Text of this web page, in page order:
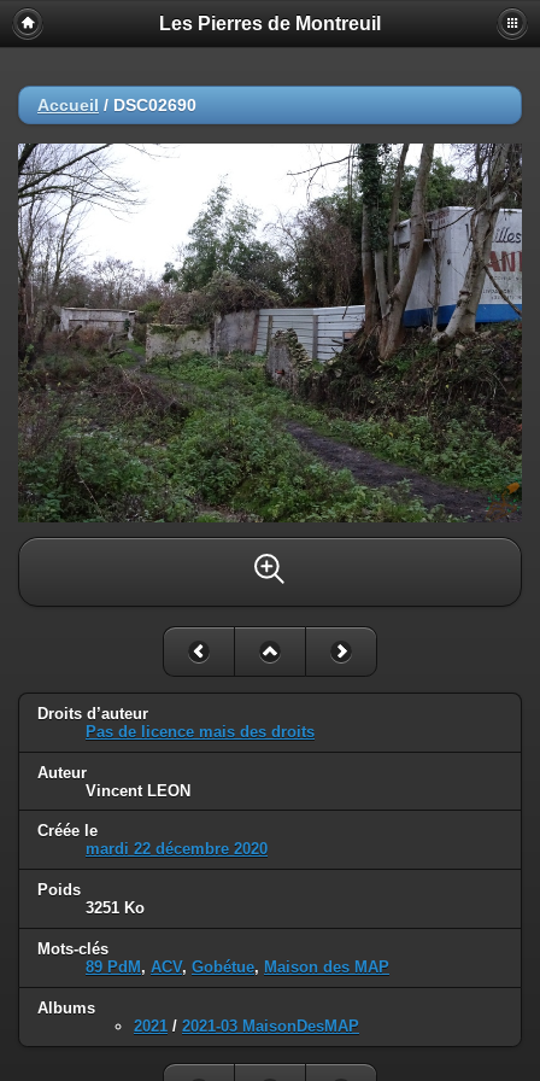
Les Pierres de Montreuil
Accueil / DSC02690
Droits d’auteur
Pas de licence mais des droits
Auteur
Vincent LEON
Créée le
mardi 22 décembre 2020
Poids
3251 Ko
Mots-clés
89 PdM , ACV, Gobétue, Maison des MAP
Albums
2021 / 2021-03 MaisonDesMAP